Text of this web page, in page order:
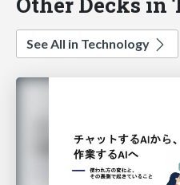
See All in Technology